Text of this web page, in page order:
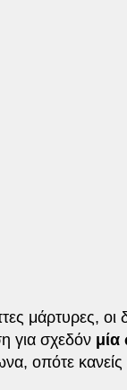
μάρτυρες, οι
για σχεδόν
οπότε κανείς